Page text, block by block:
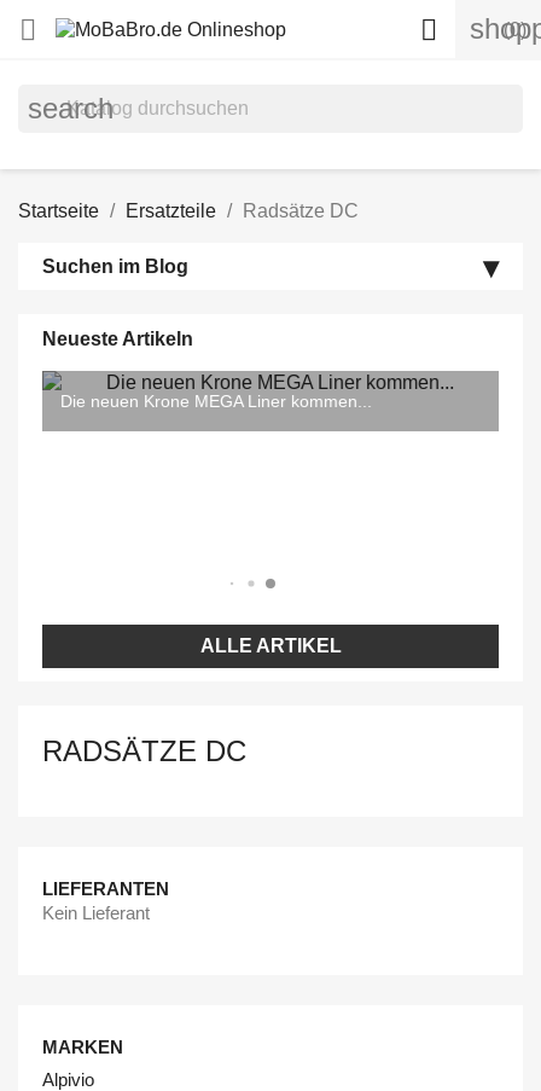
 (0)

search
Startseite Ersatzteile Radsätze DC
Suchen im Blog
Neueste Artikeln
In guten & schlechten Zeiten… Updates zu
Taschenwagen 5 (T5) & Krone Megatrailer
Die neuen Krone MEGA Liner kommen...
ALLE ARTIKEL
RADSÄTZE DC
LIEFERANTEN
Kein Lieferant
MARKEN
Alpivio